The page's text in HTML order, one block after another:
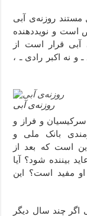
روزنه‌ی آبی
و نویددهنده
آبی قرار است از
و نه اکبر رادی ـ ،
روزنه‌ی آبی
و فراز و
بانک ملی و
است که بعد از
چه عاید بیننده شود؟ آیا
مفید است؟ این
اگر چند سال دیگر